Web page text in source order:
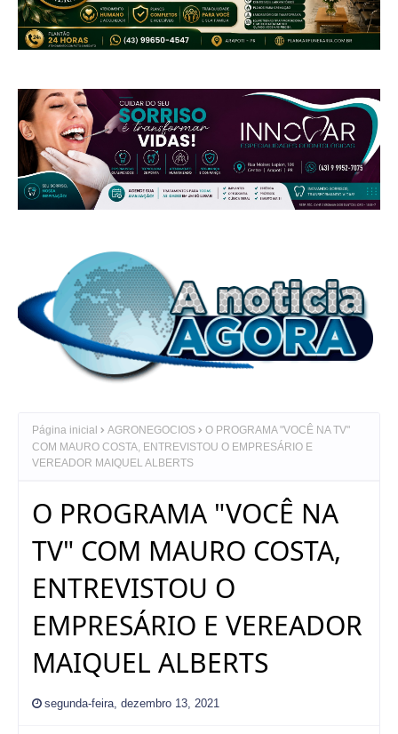
Página inicial AGRONEGOCIOS
O PROGRAMA "VOCÊ NA TV"
COM MAURO COSTA, ENTREVISTOU O EMPRESÁRIO E
VEREADOR MAIQUEL ALBERTS
O PROGRAMA "VOCÊ NA
TV" COM MAURO COSTA,
ENTREVISTOU O
EMPRESÁRIO E VEREADOR
MAIQUEL ALBERTS
segunda-feira, dezembro 13, 2021